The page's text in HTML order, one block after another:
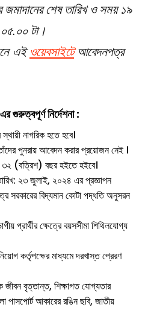
শেষ তারিখ ও সময় ১৯
টা।
এইওয়েবসাইটেআবেদনপত্র
গুরুত্বপূর্ণ নির্দেশনা :
স্থায়ী নাগরিক হতে হবে।
পুনরায় আবেদন করার প্রয়োজন নেই ।
৩২ (বত্রিশ) বছর হইতে হইবে।
২৩ জুলাই, ২০২৪ এর প্রজ্ঞাপন
সরকারের বিদ্যমান কোটা পদ্ধতি অনুসরন
প্রার্থীর ক্ষেত্রে বয়সসীমা শিথিলযোগ্য
কর্তৃপক্ষের মাধ্যমে দরখাস্ত প্রেরণ
জীবন বৃত্তান্ত, শিক্ষাগত যোগ্যতার
আকারের রঙিন ছবি, জাতীয়